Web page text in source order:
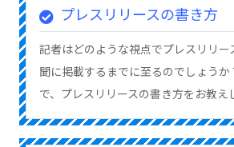
プレスリリースの書き方
記者はどのような視点でプレスリリー
聞に掲載するまでに至るのでしょうか
で、プレスリリースの書き方をお教え